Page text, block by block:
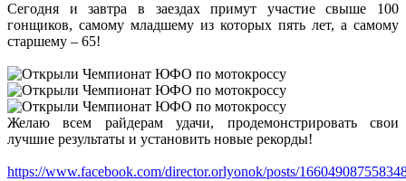
Сегодня и завтра в заездах примут участие свыше 100
гонщиков, самому младшему из которых пять лет, а самому
старшему – 65!
Желаю всем райдерам удачи, продемонстрировать свои
лучшие результаты и установить новые рекорды!
https://www.facebook.com/director.orlyonok/posts/